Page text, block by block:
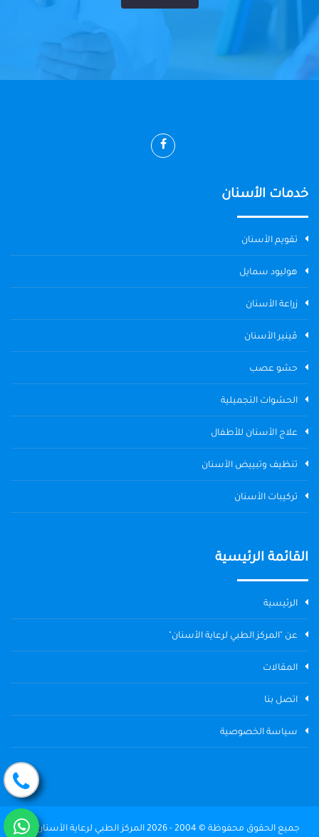
خدمات الأسنان
تقويم الأسنان
هوليود سمايل
زراعة الأسنان
ڤينير الأسنان
حشو عصب
الحشوات التجميلية
علاج الأسنان للأطفال
تنظيف وتبييض الأسنان
تركيبات الأسنان
القائمة الرئيسية
الرئيسية
عن "المركز الطبي لرعاية الأسنان"
المقالات
اتصل بنا
سياسة الخصوصية
جميع الحقوق محفوظة © 2004 - 2026 المركز الطبي لرعاية الأسنان The